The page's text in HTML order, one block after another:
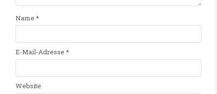
Name *
E-Mail-Adresse *
Website